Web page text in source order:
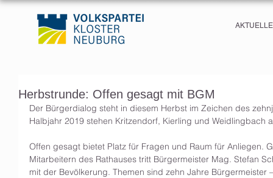
Herbstrunde: Offen gesagt mit BGM
Der Bürgerdialog steht in diesem Herbst im Zeichen des
Halbjahr 2019 stehen Kritzendorf, Kierling und Weidlingbach
Offen gesagt bietet Platz für Fragen und Raum für Anliegen.
Mitarbeitern des Rathauses tritt Bürgermeister Mag. Stefan
mit der Bevölkerung. Themen sind zehn Jahre